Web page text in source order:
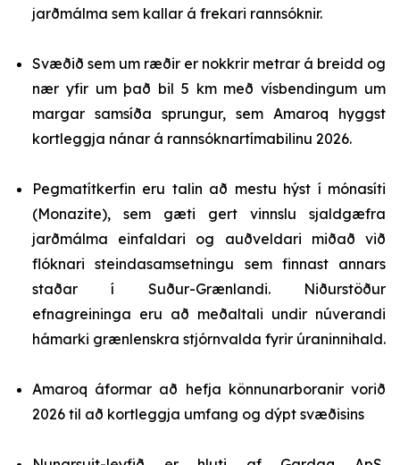
jarðmálma sem kallar á frekari rannsóknir.
Svæðið sem um ræðir er nokkrir metrar á breidd og
nær yfir um það bil 5 km með vísbendingum um
margar samsíða sprungur, sem Amaroq hyggst
kortleggja nánar á rannsóknartímabilinu 2026.
Pegmatítkerfin eru talin að mestu hýst í mónasíti
(Monazite), sem gæti gert vinnslu sjaldgæfra
jarðmálma einfaldari og auðveldari miðað við
flóknari steindasamsetningu sem finnast annars
staðar í Suður-Grænlandi. Niðurstöður
efnagreininga eru að meðaltali undir núverandi
hámarki grænlenskra stjórnvalda fyrir úraninnihald.
Amaroq áformar að hefja könnunarboranir vorið
2026 til að kortleggja umfang og dýpt svæðisins